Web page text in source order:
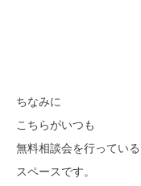
ちなみに
こちらがいつも
無料相談会を行っている
スペースです。